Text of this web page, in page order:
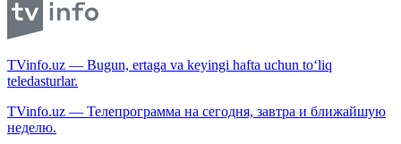
TVinfo.uz — Bugun, ertaga va keyingi hafta uchun to‘liq
teledasturlar.
TVinfo.uz — Телепрограмма на сегодня, завтра и ближайшую
неделю.